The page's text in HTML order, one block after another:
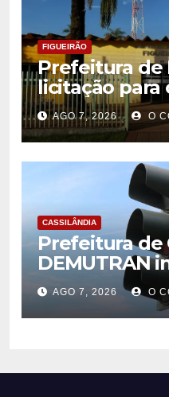
FIGUEIRÃO
Prefeitura de
licitação para
estrutura de
AGO 7, 2026 O
CASSILÂNDIA
Prefeitura de
DEMUTRAN
semáforo
José e
entrou em
AGO 7, 2026 O